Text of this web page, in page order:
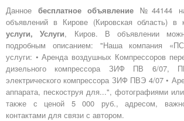
Данное бесплатное объявление №44144
объявлений в Кирове (Кировская область) в
услуги, Услуги, Киров. В объявлении
подробным описанием: "Наша компания
услуги: • Аренда воздушных Компрессоров
дизельного компрессора ЗИФ ПВ 6/07,
электрического компрессора ЗИФ ПВЭ 4/07 •
аппарата, пескоструя для...", фотографиями
также с ценой 5 000 руб., адресом,
контактами для связи с автором.